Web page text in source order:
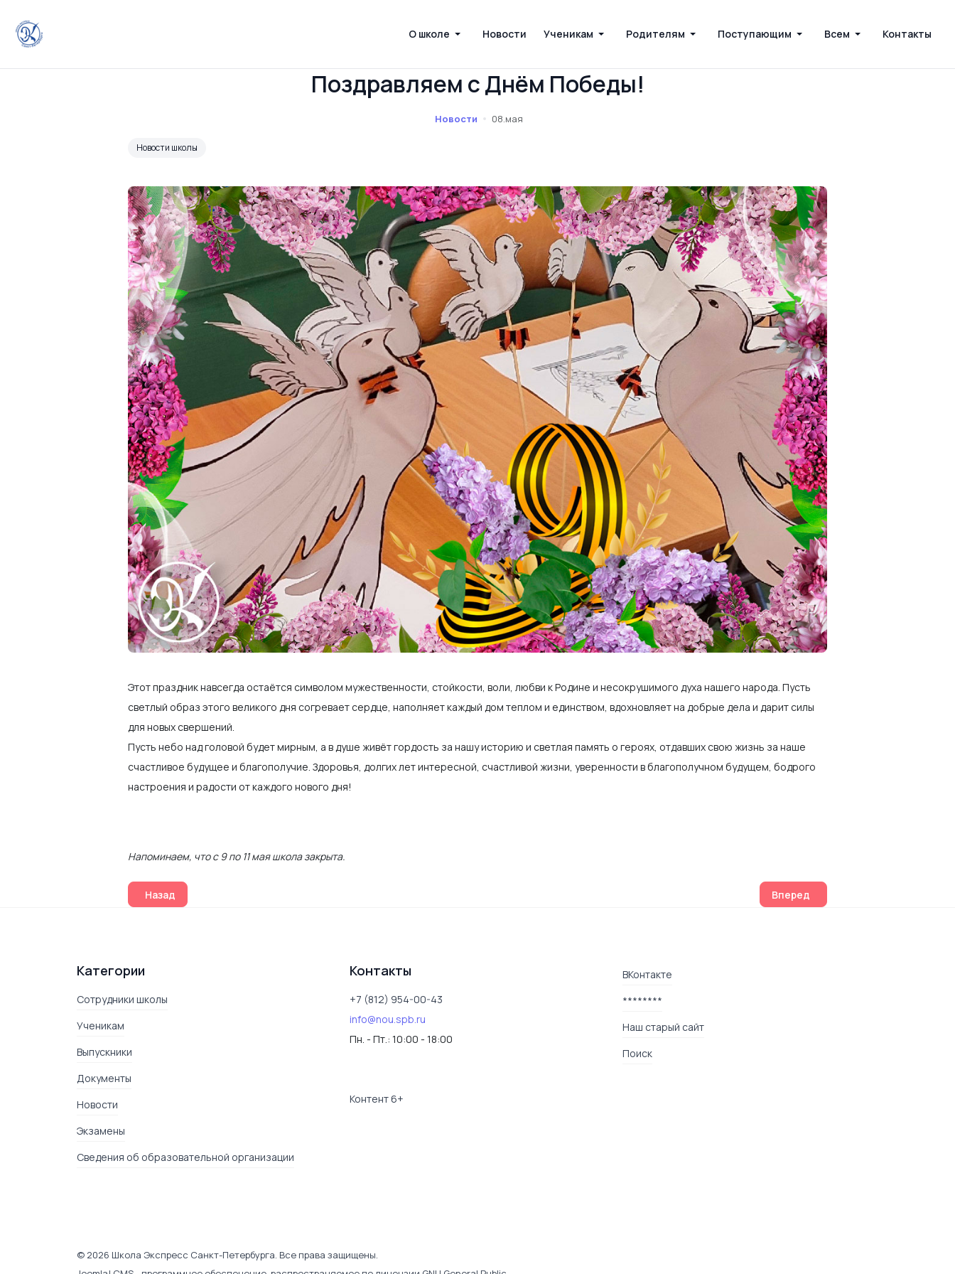
О школе Новости Ученикам Родителям Поступающим Всем Контакты
Поздравляем с Днём Победы!
Новости 08.мая
Новости школы
Этот праздник навсегда остаётся символом мужественности, стойкости, воли, любви к Родине и несокрушимого духа нашего народа. Пусть
светлый образ этого великого дня согревает сердце, наполняет каждый дом теплом и единством, вдохновляет на добрые дела и дарит силы
для новых свершений.
Пусть небо над головой будет мирным, а в душе живёт гордость за нашу историю и светлая память о героях, отдавших свою жизнь за наше
счастливое будущее и благополучие. Здоровья, долгих лет интересной, счастливой жизни, уверенности в благополучном будущем, бодрого
настроения и радости от каждого нового дня!
Напоминаем, что с 9 по 11 мая школа закрыта.
Предыдущий: Чему учить подростка, чтобы помочь ему найти свое место в мире, расскажем 23 мая на открытой встрече
Назад Следующий: Занятие для 9-10
Вперед
Категории
Сотрудники школы
Ученикам
Выпускники
Документы
Новости
Экзамены
Сведения об образовательной организации
Контакты
+7 (812) 954-00-43
info@nou.spb.ru
Пн. - Пт.: 10:00 - 18:00
Контент 6+
ВКонтакте
********
Наш старый сайт
Поиск
© 2026 Школа Экспресс Санкт-Петербурга. Все права защищены.